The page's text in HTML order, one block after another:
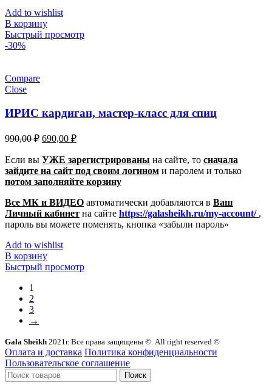
Add to wishlist
В корзину
Быстрый просмотр
-30%
Compare
Close
ИРИС кардиган, мастер-класс для спиц
990,00₽ Первоначальная
составляла
990,00 ₽.
690,00 ₽Текущая
690,00 ₽.
Если вы УЖЕ зарегистрированы на сайте, то сначала
зайдите на сайт под своим логином и паролем и только
потом заполняйте корзину
Все МК и ВИДЕО автоматически добавляются в Ваш
Личный кабинет на сайте https://galasheikh.ru/my-account/ ,
пароль вы можете поменять, кнопка «забыли пароль»
Add to wishlist
В корзину
Быстрый просмотр
1
2
3
→
Gala Sheikh 2021г. Все права защищены ©. All right reserved ©
Оплата и доставка Политика конфиденциальности
Пользовательское соглашение
Поиск